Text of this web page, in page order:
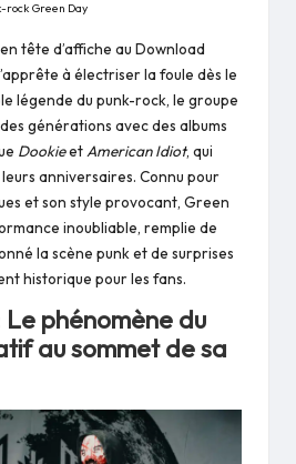
rock Green Day
tête d’affiche au Download
à électriser la foule dès le
légende du punk-rock, le groupe
générations avec des albums
DookieetAmerican Idiot, qui
anniversaires. Connu pour
et son style provocant, Green
inoubliable, remplie de
la scène punk et de surprises
historique pour les fans.
Le phénomène du
au sommet de sa